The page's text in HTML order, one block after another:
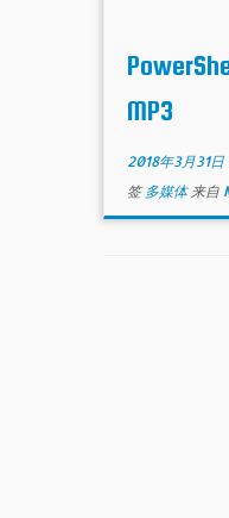
MP3
2018年3月31日
签 多媒体 来自